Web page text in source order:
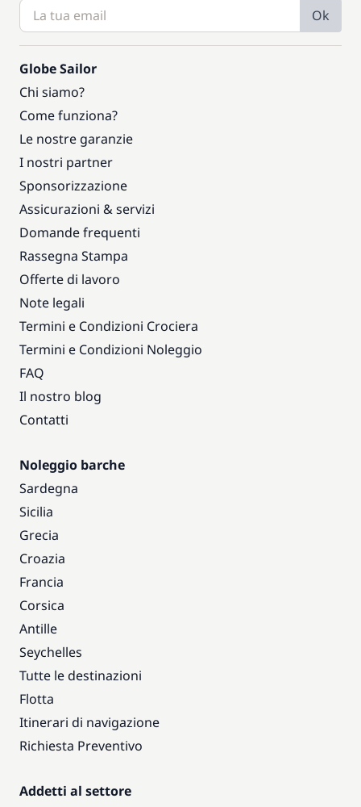
Ok
Globe Sailor
Chi siamo?
Come funziona?
Le nostre garanzie
I nostri partner
Sponsorizzazione
Assicurazioni & servizi
Domande frequenti
Rassegna Stampa
Offerte di lavoro
Note legali
Termini e Condizioni Crociera
Termini e Condizioni Noleggio
FAQ
Il nostro blog
Contatti
Noleggio barche
Sardegna
Sicilia
Grecia
Croazia
Francia
Corsica
Antille
Seychelles
Tutte le destinazioni
Flotta
Itinerari di navigazione
Richiesta Preventivo
Addetti al settore